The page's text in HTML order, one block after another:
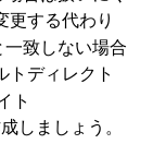
更する代わり
致しない場合
トディレクト
ト
しましょう。